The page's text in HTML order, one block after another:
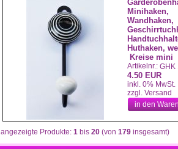
Minihaken,
Wandhaken,
Huthaken,
Kreise mini
Artikelnr.: GHK
4.50 EUR
inkl. 0% MwSt.
zzgl. Versand
in den
angezeigte Produkte: 1 bis 20 (von 179 insgesamt)